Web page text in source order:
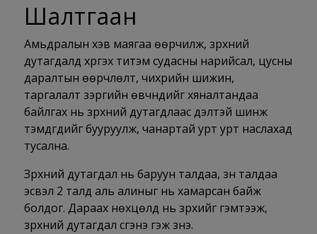
Шалтгаан
Амьдралын хэв маягаа өөрчилж, зүрхний
дутагдалд хүргэх титэм судасны нарийсал, цусны
даралтын өөрчлөлт, чихрийн шижин,
таргалалт зэргийн өвчнүүдийг хяналтандаа
байлгах нь зүрхний дутагдлаас үүдэлтэй шинж
тэмдгүүдийг бууруулж, чанартай урт урт наслахад
тусална.
Зүрхний дутагдал нь баруун талдаа, зүүн талдаа
эсвэл 2 талд аль алиныг нь хамарсан байж
болдог. Дараах нөхцөлүүд нь зүрхийг гэмтээж,
зүрхний дутагдал үүсгэнэ гэж үзнэ.